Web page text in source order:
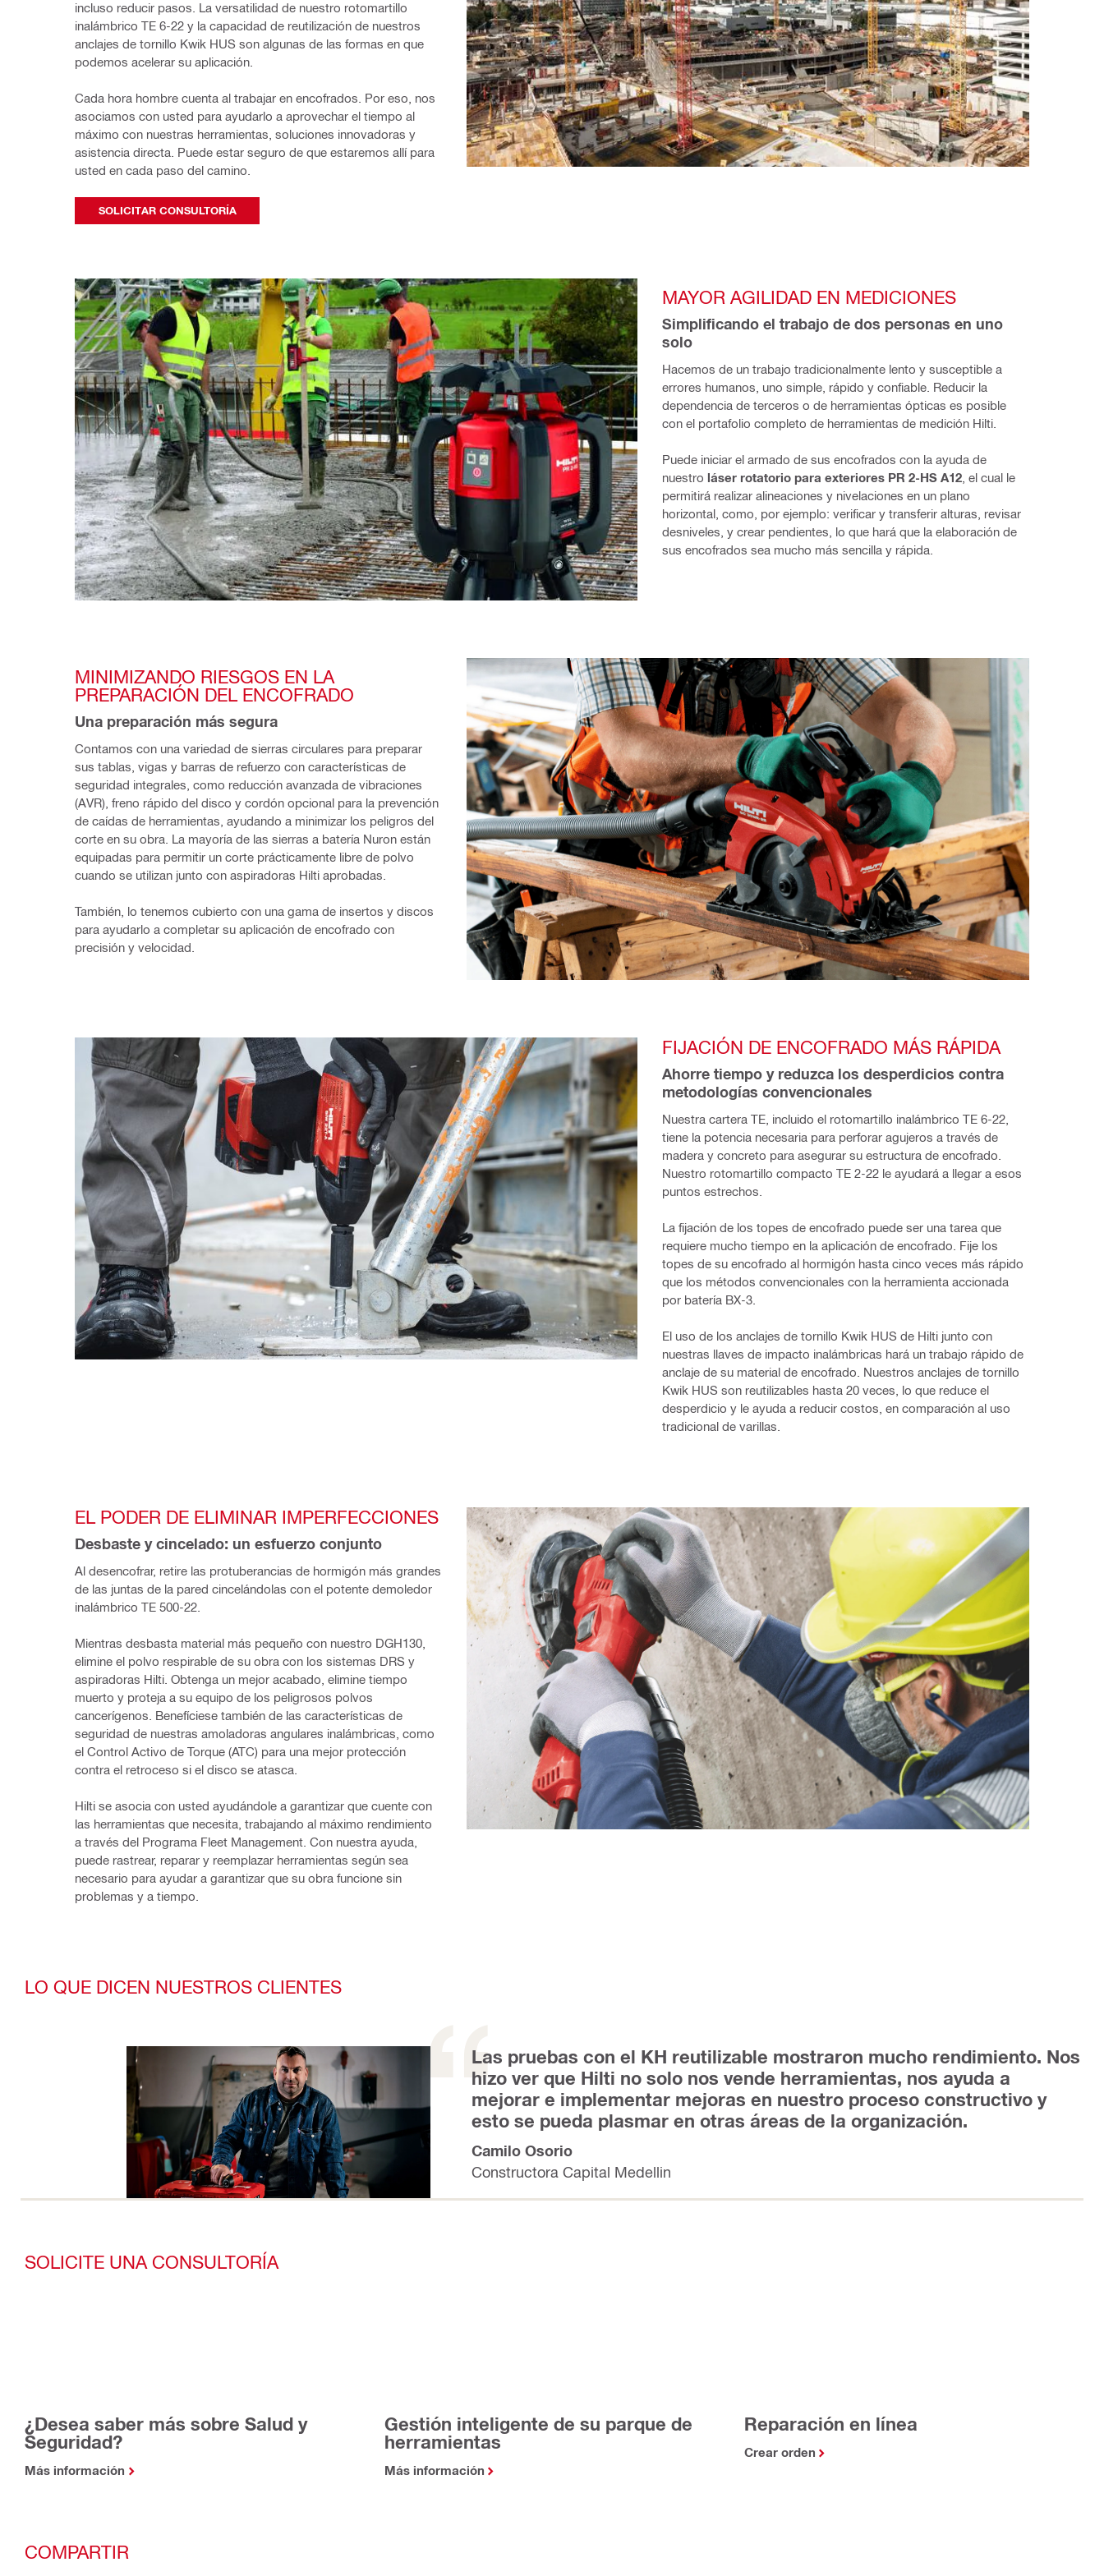
incluso reducir pasos. La versatilidad de nuestro rotomartillo
inalámbrico TE 6-22 y la capacidad de reutilización de nuestros
anclajes de tornillo Kwik HUS son algunas de las formas en que
podemos acelerar su aplicación.
Cada hora hombre cuenta al trabajar en encofrados. Por eso, nos
asociamos con usted para ayudarlo a aprovechar el tiempo al
máximo con nuestras herramientas, soluciones innovadoras y
asistencia directa. Puede estar seguro de que estaremos allí para
usted en cada paso del camino.
SOLICITAR CONSULTORÍA
MAYOR AGILIDAD EN MEDICIONES
Simplificando el trabajo de dos personas en uno
solo
Hacemos de un trabajo tradicionalmente lento y susceptible a
errores humanos, uno simple, rápido y confiable. Reducir la
dependencia de terceros o de herramientas ópticas es posible
con el portafolio completo de herramientas de medición Hilti.
Puede iniciar el armado de sus encofrados con la ayuda de
nuestro láser rotatorio para exteriores PR 2-HS A12 , el cual le
permitirá realizar alineaciones y nivelaciones en un plano
horizontal, como, por ejemplo: verificar y transferir alturas, revisar
desniveles, y crear pendientes, lo que hará que la elaboración de
sus encofrados sea mucho más sencilla y rápida.
MINIMIZANDO RIESGOS EN LA
PREPARACIÓN DEL ENCOFRADO
Una preparación más segura
Contamos con una variedad de sierras circulares para preparar
sus tablas, vigas y barras de refuerzo con características de
seguridad integrales, como reducción avanzada de vibraciones
(AVR), freno rápido del disco y cordón opcional para la prevención
de caídas de herramientas, ayudando a minimizar los peligros del
corte en su obra. La mayoría de las sierras a batería Nuron están
equipadas para permitir un corte prácticamente libre de polvo
cuando se utilizan junto con aspiradoras Hilti aprobadas.
También, lo tenemos cubierto con una gama de insertos y discos
para ayudarlo a completar su aplicación de encofrado con
precisión y velocidad.
FIJACIÓN DE ENCOFRADO MÁS RÁPIDA
Ahorre tiempo y reduzca los desperdicios contra
metodologías convencionales
Nuestra cartera TE, incluido el rotomartillo inalámbrico TE 6-22,
tiene la potencia necesaria para perforar agujeros a través de
madera y concreto para asegurar su estructura de encofrado.
Nuestro rotomartillo compacto TE 2-22 le ayudará a llegar a esos
puntos estrechos.
La fijación de los topes de encofrado puede ser una tarea que
requiere mucho tiempo en la aplicación de encofrado. Fije los
topes de su encofrado al hormigón hasta cinco veces más rápido
que los métodos convencionales con la herramienta accionada
por batería BX-3.
El uso de los anclajes de tornillo Kwik HUS de Hilti junto con
nuestras llaves de impacto inalámbricas hará un trabajo rápido de
anclaje de su material de encofrado. Nuestros anclajes de tornillo
Kwik HUS son reutilizables hasta 20 veces, lo que reduce el
desperdicio y le ayuda a reducir costos, en comparación al uso
tradicional de varillas.
EL PODER DE ELIMINAR IMPERFECCIONES
Desbaste y cincelado: un esfuerzo conjunto
Al desencofrar, retire las protuberancias de hormigón más grandes
de las juntas de la pared cincelándolas con el potente demoledor
inalámbrico TE 500-22.
Mientras desbasta material más pequeño con nuestro DGH130,
elimine el polvo respirable de su obra con los sistemas DRS y
aspiradoras Hilti. Obtenga un mejor acabado, elimine tiempo
muerto y proteja a su equipo de los peligrosos polvos
cancerígenos. Benefíciese también de las características de
seguridad de nuestras amoladoras angulares inalámbricas, como
el Control Activo de Torque (ATC) para una mejor protección
contra el retroceso si el disco se atasca.
Hilti se asocia con usted ayudándole a garantizar que cuente con
las herramientas que necesita, trabajando al máximo rendimiento
a través del Programa Fleet Management. Con nuestra ayuda,
puede rastrear, reparar y reemplazar herramientas según sea
necesario para ayudar a garantizar que su obra funcione sin
problemas y a tiempo.
LO QUE DICEN NUESTROS CLIENTES
Las pruebas con el KH reutilizable mostraron mucho rendimiento. Nos
hizo ver que Hilti no solo nos vende herramientas, nos ayuda a
mejorar e implementar mejoras en nuestro proceso constructivo y
esto se pueda plasmar en otras áreas de la organización.
Camilo Osorio
Constructora Capital Medellin
SOLICITE UNA CONSULTORÍA
¿Desea saber más sobre Salud y
Seguridad?
Más información
Gestión inteligente de su parque de
herramientas
Más información
Reparación en línea
Crear orden
COMPARTIR